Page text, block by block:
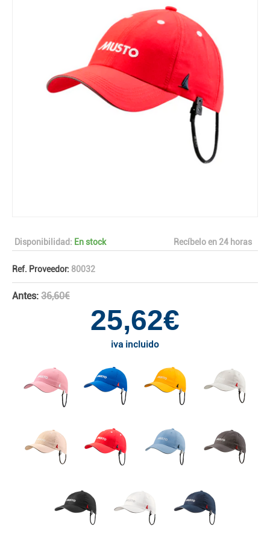
Disponibilidad: En stock Recíbelo en 24 horas
Ref. Proveedor: 80032
Antes: 36,60€
25,62€
iva incluido